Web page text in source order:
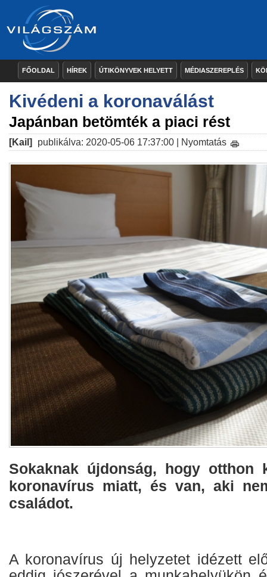
FŐOLDAL HÍREK ÚTIKÖNYVEK HELYETT MÉDIASZEREPLÉS
Kivédeni a koronaválást
Japánban betömték a piaci rést
[Kail] publikálva: 2020-05-06 17:37:00 | Nyomtatás
Sokaknak újdonság, hogy otthon
koronavírus miatt, és van, aki
családot.
A koronavírus új helyzetet idézett